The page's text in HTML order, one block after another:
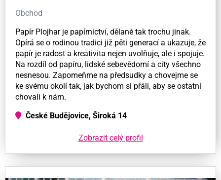
Obchod
Papír Plojhar je papírnictví, dělané tak trochu jinak.
Opírá se o rodinou tradici již pěti generací a ukazuje, že
papír je radost a kreativita nejen uvolňuje, ale i spojuje.
Na rozdíl od papíru, lidské sebevědomí a city všechno
nesnesou. Zapomeňme na předsudky a chovejme se
ke svému okolí tak, jak bychom si přáli, aby se ostatní
chovali k nám.
České Budějovice, Široká 14
Zobrazit celý profil